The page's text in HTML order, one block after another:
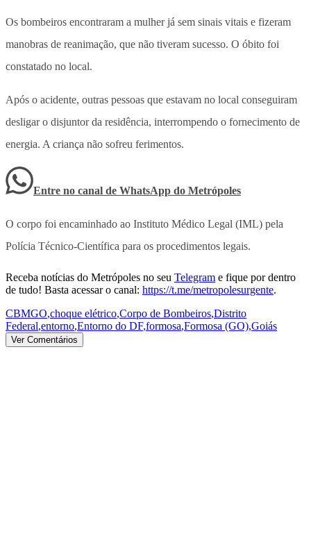
Os bombeiros encontraram a mulher já sem sinais vitais e fizeram
manobras de reanimação, que não tiveram sucesso. O óbito foi
constatado no local.
Após o acidente, outras pessoas que estavam no local conseguiram
desligar o disjuntor da residência, interrompendo o fornecimento de
energia. A criança não sofreu ferimentos.
Entre no canal de WhatsApp do Metrópoles
O corpo foi encaminhado ao Instituto Médico Legal (IML) pela
Polícia Técnico-Científica para os procedimentos legais.
Receba notícias do Metrópoles no seu Telegram e fique por dentro
de tudo! Basta acessar o canal: https://t.me/metropolesurgente.
CBMGO,choque elétrico,Corpo de Bombeiros,Distrito
Federal,entorno,Entorno do DF,formosa,Formosa (GO),Goiás
Ver Comentários